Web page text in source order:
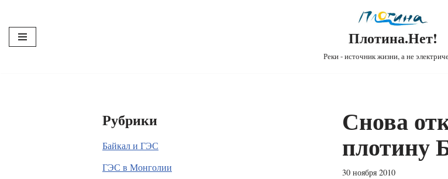
Перейти
к
Плотина.Нет!
Реки - источник жизни, а не
Рубрики
Байкал и ГЭС
ГЭС в Монголии
Снова
плотину
30 ноября 2010